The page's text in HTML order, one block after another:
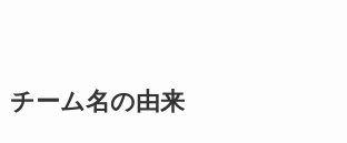
チーム名の由来